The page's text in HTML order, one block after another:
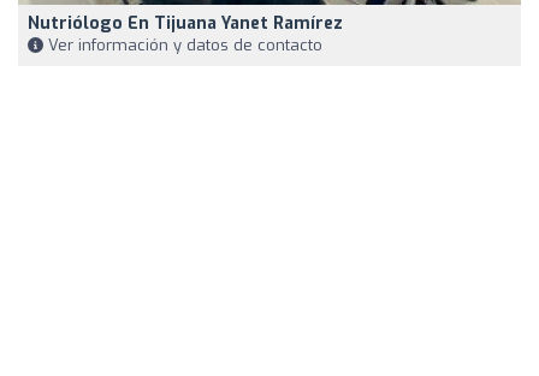
Nutriólogo En Tijuana Yanet Ramírez
Ver información y datos de contacto